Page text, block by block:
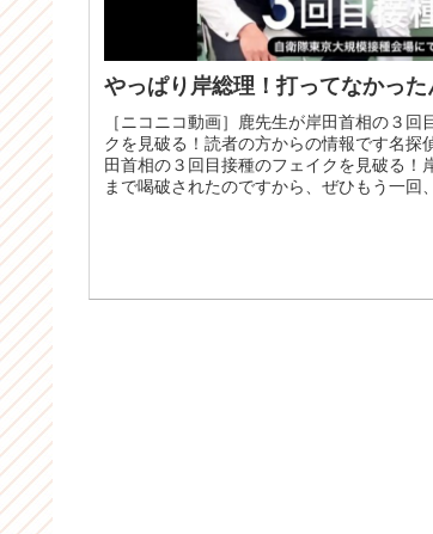
やっぱり岸総理！打ってなかった
［ニコニコ動画］鹿先生が岸田首相の３回
クを見破る！読者の方からの情報です名探
田首相の３回目接種のフェイクを見破る！
まで喝破されたのですから、ぜひもう一回